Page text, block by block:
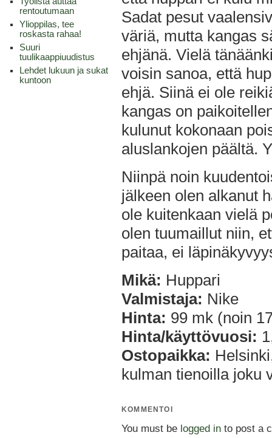
Sadat pesut
väriä, mutta kangas
ehjänä. Vielä
voisin sanoa, että
ehjä. Siinä ei ole
kangas on
kulunut kokonaan
aluslankojen päältä.
Niinpä noin
jälkeen olen alkanut
ole kuitenkaan vielä
olen tuumaillut niin,
paitaa, ei
Mikä: Huppari
Valmistaja: Nike
Hinta: 99 mk (noin
Hinta/käyttövuosi:
Ostopaikka:
kulman tienoilla joku
KOMMENTOI
You must be logged in to post a
rentoutumaan
Ylioppilas, tee
roskasta rahaa!
Suuri
tuulikaappiuudistus
Lehdet lukuun ja sukat
kuntoon